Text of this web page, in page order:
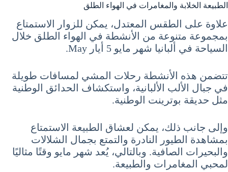
الطبيعة الخلابة والمغامرات في الهواء الطلق
علاوة على الطقس المعتدل، يمكن للزوار الاستمتاع
بمجموعة متنوعة من الأنشطة في الهواء الطلق خلال
السياحة في ألبانيا شهر مايو 5 أيار May.
تتضمن هذه الأنشطة رحلات المشي لمسافات طويلة
في جبال الألب الألبانية، واستكشاف الحدائق الوطنية
مثل حديقة بوترينت الوطنية.
وإلى جانب ذلك، يمكن لعشاق الطبيعة الاستمتاع
بمشاهدة الطيور النادرة والتمتع بجمال الشلالات
والبحيرات الصافية. وبالتالي، يُعد شهر مايو وقتًا مثاليًا
لمحبي المغامرات والطبيعة.